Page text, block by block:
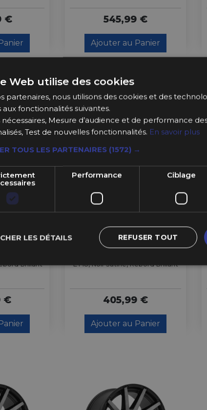
€ 545,99 €
Ajouter au Panier
6x139.7
Brillant
€
Commande
XD
ET18, Noir Satiné, Rebord Brillant
405,99 €
Ajouter au Panier
Web utilise des cookies
partenaires, nous utilisons des cookies et des
aux fonctionnalités suivantes.
nécessaires, Mesure d’audience et de performance
Test de nouvelles fonctionnalités. En savoir plus
TOUS LES PARTENAIRES (1572) →
Performance Ciblage
REFUSER TOUT
LES DÉTAILS